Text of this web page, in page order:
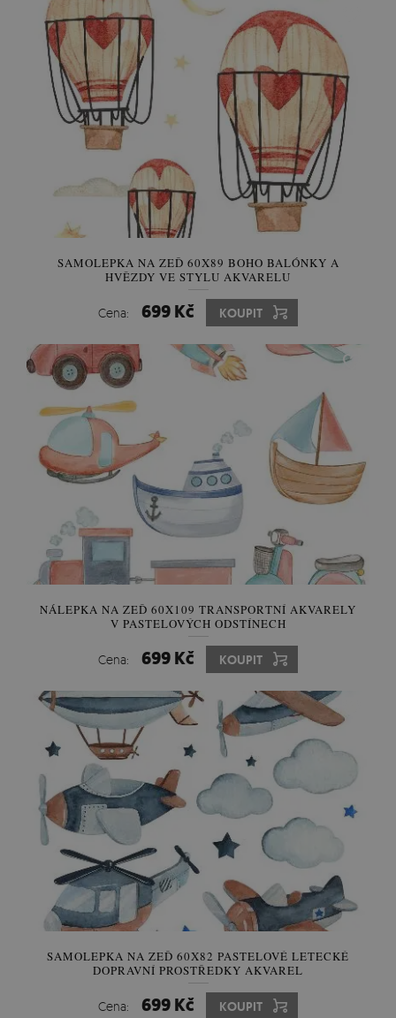
SAMOLEPKA NA ZEĎ 60X89 BOHO BALÓNKY A
HVĚZDY VE STYLU AKVARELU
Cena: 699 Kč KOUPIT
NÁLEPKA NA ZEĎ 60X109 TRANSPORTNÍ AKVARELY
V PASTELOVÝCH ODSTÍNECH
Cena: 699 Kč KOUPIT
SAMOLEPKA NA ZEĎ 60X82 PASTELOVÉ LETECKÉ
DOPRAVNÍ PROSTŘEDKY AKVAREL
Cena: 699 Kč KOUPIT